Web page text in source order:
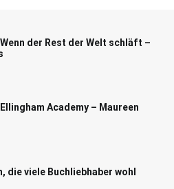
der Rest der Welt schläft –
Academy – Maureen
die viele Buchliebhaber wohl